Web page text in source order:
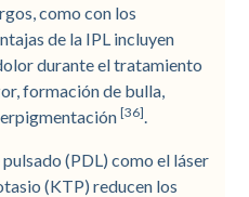
como con los
de la IPL incluyen
durante el tratamiento
formación de bulla,
[36]
(PDL) como el láser
(KTP) reducen los